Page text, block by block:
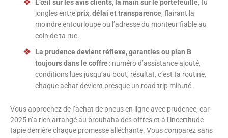
L’œil sur les avis clients, la main sur le portefeuille, tu
jongles entreprix, délai et transparence, flairant la
moindre entourloupe ou l’adresse du monteur fiable au
coin de ta rue.
La prudence devient réflexe, garanties ou plan B
toujours dans le coffre: numéro d’assistance ajouté,
conditions lues jusqu’au bout, résultat, c’est ta routine,
chaque achat devient presque un road trip minuté.
Vous approchez de l’achat de pneus en ligne avec prudence, car
2025 n’a rien arrangé au brouhaha des offres et à l’incertitude
tapie derrière chaque promesse alléchante. Vous comparez sans